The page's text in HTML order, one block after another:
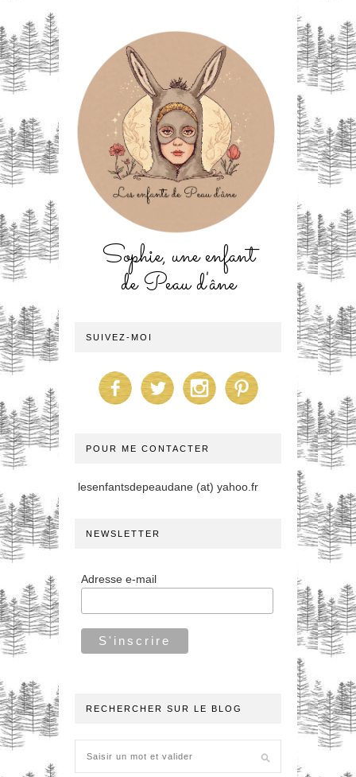
Sophie, une enfant
de Peau d'âne
SUIVEZ-MOI
POUR ME CONTACTER
lesenfantsdepeaudane (at) yahoo.fr
NEWSLETTER
Adresse e-mail
RECHERCHER SUR LE BLOG